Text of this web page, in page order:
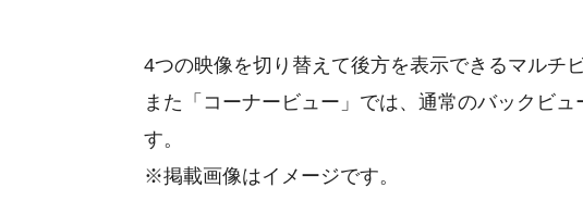
4つの映像を切り替えて後方を表示できるマルチ
また「コーナービュー」では、通常のバックビ
す。
※掲載画像はイメージです。